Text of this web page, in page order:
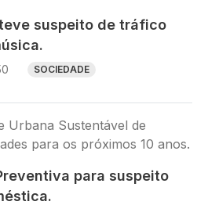
suspeito de tráfico
SOCIEDADE
para suspeito